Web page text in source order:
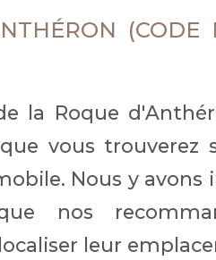
(CODE
la Roque
vous trouverez
Nous y avons
nos
leur